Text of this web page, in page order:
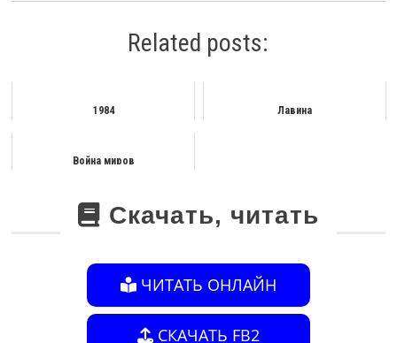
Related posts:
1984 Лавина
Война миров
Скачать, читать
ЧИТАТЬ ОНЛАЙН
СКАЧАТЬ FB2